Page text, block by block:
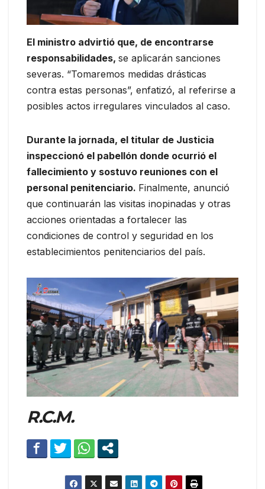
El ministro advirtió que, de encontrarse
responsabilidades, se aplicarán sanciones
severas. “Tomaremos medidas drásticas
contra estas personas”, enfatizó, al referirse a
posibles actos irregulares vinculados al caso.
Durante la jornada, el titular de Justicia
inspeccionó el pabellón donde ocurrió el
fallecimiento y sostuvo reuniones con el
personal penitenciario. Finalmente, anunció
que continuarán las visitas inopinadas y otras
acciones orientadas a fortalecer las
condiciones de control y seguridad en los
establecimientos penitenciarios del país.
R.C.M.